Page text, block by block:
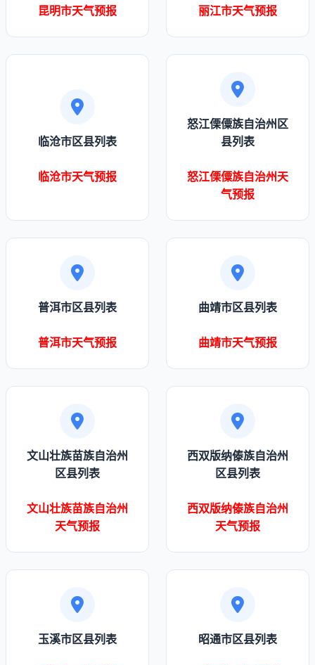
昆明市天气预报 丽江市天气预报
临沧市区县列表
临沧市天气预报
怒江傈僳族自治州区
县列表
怒江傈僳族自治州天
气预报
普洱市区县列表
普洱市天气预报
曲靖市区县列表
曲靖市天气预报
文山壮族苗族自治州
区县列表
文山壮族苗族自治州
天气预报
西双版纳傣族自治州
区县列表
西双版纳傣族自治州
天气预报
玉溪市区县列表 昭通市区县列表